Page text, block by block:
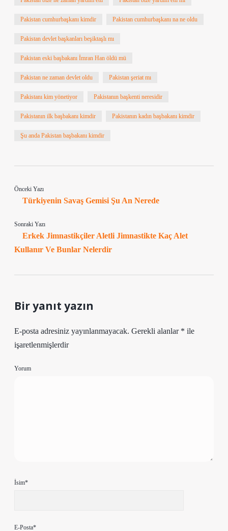
Pakistan cumhurbaşkanı kimdir Pakistan cumhurbaşkanı na ne oldu
Pakistan devlet başkanları beşiktaşlı mı
Pakistan eski başbakanı İmran Han öldü mü
Pakistan ne zaman devlet oldu Pakistan şeriat mı
Pakistanı kim yönetiyor Pakistanın başkenti neresidir
Pakistanın ilk başbakanı kimdir Pakistanın kadın başbakanı kimdir
Şu anda Pakistan başbakanı kimdir
Önceki Yazı
Türkiyenin Savaş Gemisi Şu An Nerede
Sonraki Yazı
Erkek Jimnastikçiler Aletli Jimnastikte Kaç Alet
Kullanır Ve Bunlar Nelerdir
Bir yanıt yazın
E-posta adresiniz yayınlanmayacak. Gerekli alanlar * ile
işaretlenmişlerdir
Yorum
İsim*
E-Posta*